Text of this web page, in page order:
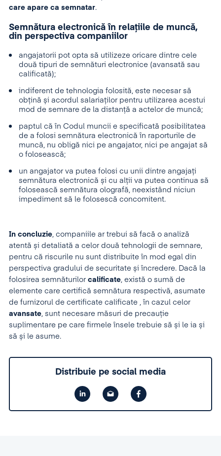
care apare ca semnatar.
Semnătura electronică în relațiile de muncă,
din perspectiva companiilor
angajatorii pot opta să utilizeze oricare dintre cele
două tipuri de semnături electronice (avansată sau
calificată);
indiferent de tehnologia folosită, este necesar să
obțină și acordul salariaților pentru utilizarea acestui
mod de semnare de la distanță a actelor de muncă;
paptul că în Codul muncii e specificată posibilitatea
de a folosi semnătura electronică în raporturile de
muncă, nu obligă nici pe angajator, nici pe angajat să
o folosească;
un angajator va putea folosi cu unii dintre angajați
semnătura electronică și cu alții va putea continua să
folosească semnătura olografă, neexistând niciun
impediment să le folosescă concomitent.
In concluzie, companiile ar trebui să facă o analiză
atentă și detaliată a celor două tehnologii de semnare,
pentru că riscurile nu sunt distribuite în mod egal din
perspectiva gradului de securitate și încredere. Dacă la
folosirea semnăturilor calificate, există o sumă de
elemente care certifică semnătura respectivă, asumate
de furnizorul de certificate calificate , în cazul celor
avansate, sunt necesare măsuri de precauție
suplimentare pe care firmele însele trebuie să și le ia și
să și le asume.
Distribuie pe social media